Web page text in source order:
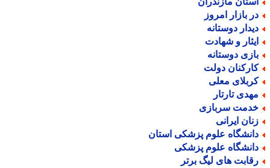
بازار امروز
دوستانه
و شهادت
دوستانه
دولت
معلی
تارتار
سربازی
ایرانی
علوم پزشکی استان
علوم پزشکی
های لیگ برتر